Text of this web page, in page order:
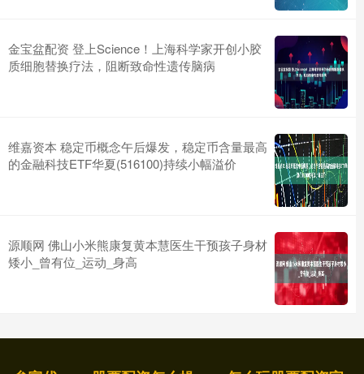
金宝盆配资 登上Science！上海科学家开创小胶
质细胞替换疗法，阻断致命性遗传脑病
维嘉资本 稳定币概念午后爆发，稳定币含量最高
的金融科技ETF华夏(516100)持续小幅溢价
源顺网 佛山小米熊康复黄本慧医生干预孩子身材
矮小_曾有位_运动_身高